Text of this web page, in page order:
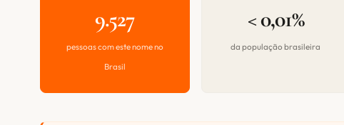
9.527
pessoas com este nome no
Brasil
< 0,01%
da população brasileira